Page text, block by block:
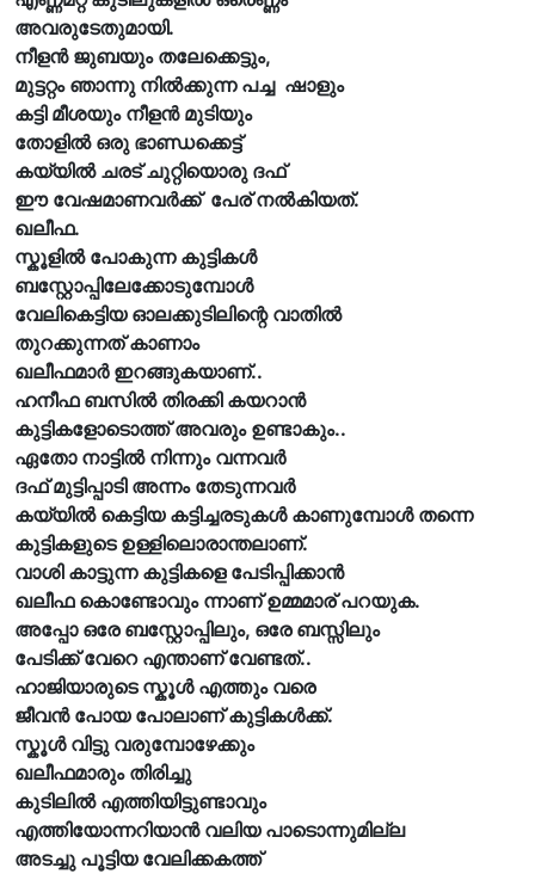
അവരുടേതുമായി.
നീളൻ ജുബയും തലേക്കെട്ടും,
മുട്ടറ്റം ഞാന്നു നിൽക്കുന്ന പച്ച ഷാളും
കട്ടി മീശയും നീളൻ മുടിയും
തോളിൽ ഒരു ഭാണ്ഡക്കെട്ട്
കയ്യിൽ ചരട് ചുറ്റിയൊരു ദഫ്
ഈ വേഷമാണവർക്ക് പേര് നൽകിയത്.
ഖലീഫ.
സ്കൂളിൽ പോകുന്ന കുട്ടികൾ
ബസ്റ്റോപ്പിലേക്കോടുമ്പോൾ
വേലികെട്ടിയ ഓലക്കുടിലിന്റെ വാതിൽ
തുറക്കുന്നത് കാണാം
ഖലീഫമാർ ഇറങ്ങുകയാണ്..
ഹനീഫ ബസിൽ തിരക്കി കയറാൻ
കുട്ടികളോടൊത്ത് അവരും ഉണ്ടാകും..
ഏതോ നാട്ടിൽ നിന്നും വന്നവർ
ദഫ് മുട്ടിപ്പാടി അന്നം തേടുന്നവർ
കയ്യിൽ കെട്ടിയ കട്ടിച്ചരടുകൾ കാണുമ്പോൾ തന്നെ
കുട്ടികളുടെ ഉള്ളിലൊരാന്തലാണ്.
വാശി കാട്ടുന്ന കുട്ടികളെ പേടിപ്പിക്കാൻ
ഖലീഫ കൊണ്ടോവും ന്നാണ് ഉമ്മമാര് പറയുക.
അപ്പോ ഒരേ ബസ്റ്റോപ്പിലും, ഒരേ ബസ്സിലും
പേടിക്ക് വേറെ എന്താണ് വേണ്ടത്..
ഹാജിയാരുടെ സ്കൂൾ എത്തും വരെ
ജീവൻ പോയ പോലാണ് കുട്ടികൾക്ക്.
സ്കൂൾ വിട്ടു വരുമ്പോഴേക്കും
ഖലീഫമാരും തിരിച്ചു
കുടിലിൽ എത്തിയിട്ടുണ്ടാവും
എത്തിയോന്നറിയാൻ വലിയ പാടൊന്നുമില്ല
അടച്ചു പൂട്ടിയ വേലിക്കകത്ത്